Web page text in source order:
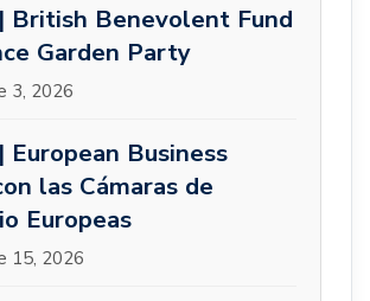
British Benevolent Fund
Garden Party
3, 2026
European Business
las Cámaras de
Europeas
15, 2026